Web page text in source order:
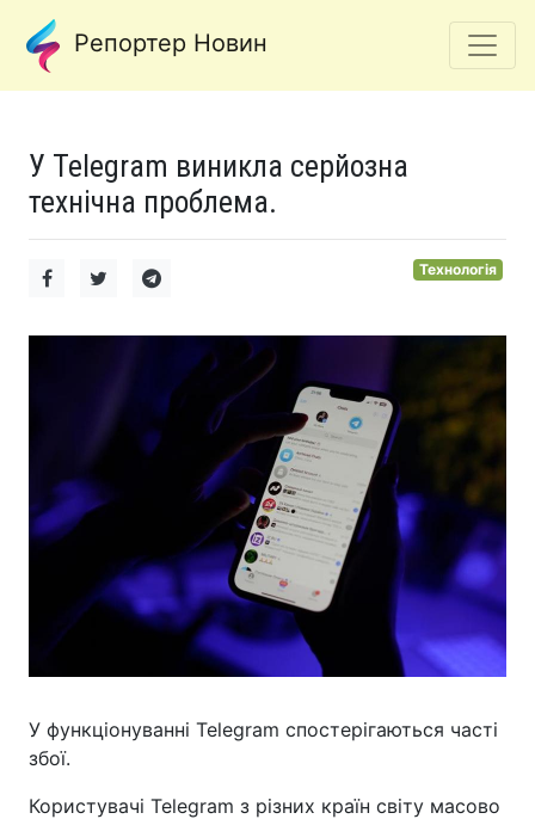
Репортер Новин
У Telegram виникла серйозна
технічна проблема.
Технологія
У функціонуванні Telegram спостерігаються часті
збої.
Користувачі Telegram з різних країн світу масово